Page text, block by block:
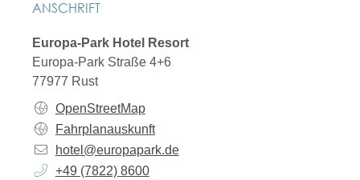
ANSCHRIFT
Europa-Park Hotel Resort
Europa-Park Straße 4+6
77977 Rust
OpenStreetMap
Fahrplanauskunft
hotel@europapark.de
+49 (7822) 8600